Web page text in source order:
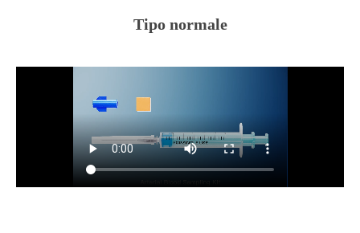
Tipo normale